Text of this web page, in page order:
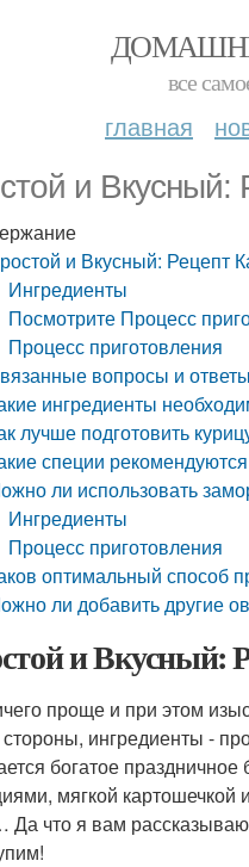
все
главная
и
и Вкусный: Рецепт
Ингредиенты
Посмотрите Процесс
Процесс приготовления
вопросы и ответы
ингредиенты
лучше подготовить
специи
ли использовать
Ингредиенты
Процесс приготовления
оптимальный способ
ли добавить другие
и Вкусный:
проще и при этом
ингредиенты -
богатое
мягкой
что я вам